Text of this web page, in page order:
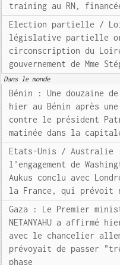
training au RN,
Election partielle /
législative partielle
circonscription du
gouvernement de Mme
Dans le monde
Bénin : Une douzaine
hier au Bénin après
contre le président
matinée dans la
Etats-Unis / Australie
l'engagement de
Aukus conclu avec
la France, qui prévoit
Gaza : Le Premier
NETANYAHU a affirmé
avec le chancelier
prévoyait de passer
phase